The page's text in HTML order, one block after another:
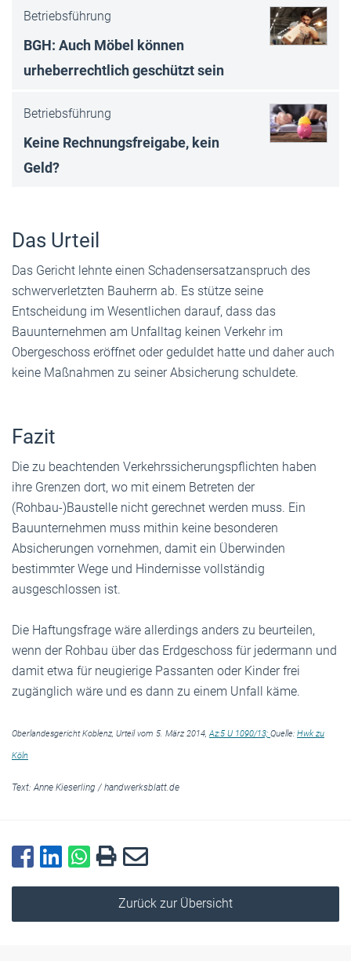
Betriebsführung
BGH: Auch Möbel können
urheberrechtlich geschützt sein
Betriebsführung
Keine Rechnungsfreigabe, kein
Geld?
Das Urteil
Das Gericht lehnte einen Schadensersatzanspruch des
schwerverletzten Bauherrn ab. Es stütze seine
Entscheidung im Wesentlichen darauf, dass das
Bauunternehmen am Unfalltag keinen Verkehr im
Obergeschoss eröffnet oder geduldet hatte und daher auch
keine Maßnahmen zu seiner Absicherung schuldete.
Fazit
Die zu beachtenden Verkehrssicherungspflichten haben
ihre Grenzen dort, wo mit einem Betreten der
(Rohbau-)Baustelle nicht gerechnet werden muss. Ein
Bauunternehmen muss mithin keine besonderen
Absicherungen vornehmen, damit ein Überwinden
bestimmter Wege und Hindernisse vollständig
ausgeschlossen ist.
Die Haftungsfrage wäre allerdings anders zu beurteilen,
wenn der Rohbau über das Erdgeschoss für jedermann und
damit etwa für neugierige Passanten oder Kinder frei
zugänglich wäre und es dann zu einem Unfall käme.
Oberlandesgericht Koblenz, Urteil vom 5. März 2014,Az:5 U 1090/13; Quelle: Hwk zu
Köln
Text: Anne Kieserling / handwerksblatt.de
Zurück zur Übersicht